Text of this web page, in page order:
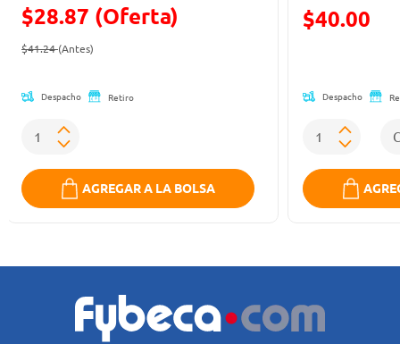
$28.87 (Oferta)
Precio reducido de
$41.24(Antes)
Despacho Retiro
AGREGAR A LA BOLSA
Precio
$40.00
Despacho